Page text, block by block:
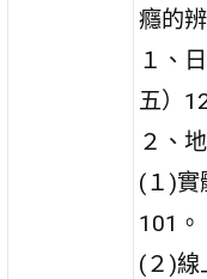
癮的
１、
五）
２、
(１)實
101。
(２)線